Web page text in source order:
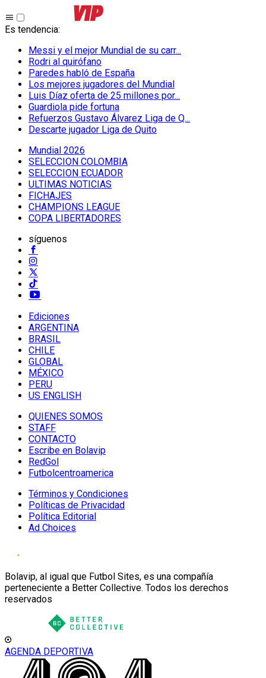
Es tendencia:
Messi y el mejor Mundial de su carr...
Rodri al quirófano
Paredes habló de España
Los mejores jugadores del Mundial
Luis Díaz oferta de 25 millones por...
Guardiola pide fortuna
Refuerzos Gustavo Álvarez Liga de Q...
Descarte jugador Liga de Quito
Mundial 2026
SELECCION COLOMBIA
SELECCION ECUADOR
ULTIMAS NOTICIAS
FICHAJES
CHAMPIONS LEAGUE
COPA LIBERTADORES
síguenos
Ediciones
ARGENTINA
BRASIL
CHILE
GLOBAL
MÉXICO
PERU
US ENGLISH
QUIENES SOMOS
STAFF
CONTACTO
Escribe en Bolavip
RedGol
Futbolcentroamerica
Términos y Condiciones
Políticas de Privacidad
Política Editorial
Ad Choices
Bolavip, al igual que Futbol Sites, es una compañía
perteneciente a Better Collective. Todos los derechos
reservados
AGENDA DEPORTIVA